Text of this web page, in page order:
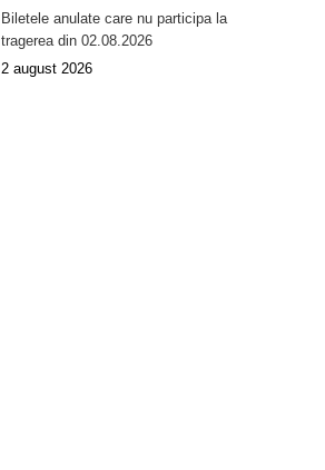
Biletele anulate care nu participa la
tragerea din 02.08.2026
2 august 2026